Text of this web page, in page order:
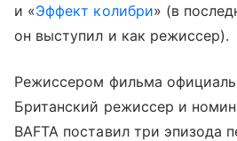
и «Эффект колибри» (в
он выступил и как режиссер).
Режиссером фильма
Британский режиссер и
BAFTA поставил три эпизода